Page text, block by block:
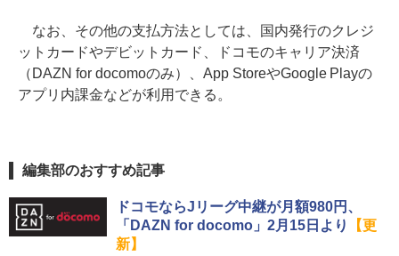
なお、その他の支払方法としては、国内発行のクレジ
ットカードやデビットカード、ドコモのキャリア決済
（DAZN for docomoのみ）、App StoreやGoogle Playの
アプリ内課金などが利用できる。
編集部のおすすめ記事
ドコモならJリーグ中継が月額980円、
「DAZN for docomo」2月15日より
【更
新】